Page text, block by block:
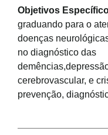
Objetivos
graduando para o
doenças
no diagnóstico das
cerebrovascular, e
prevenção,